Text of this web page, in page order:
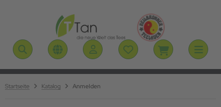
Startseite Katalog Anmelden
ALLES ANZEIGEN AUS SCHWARZER TEE
ALLES ANZEIGEN AUS OOLONG TEE
ALLES ANZEIGEN AUS GRÜNER TEE
ALLES ANZEIGEN AUS WEISSER TEE
ALLES ANZEIGEN AUS KRÄUTERTEE